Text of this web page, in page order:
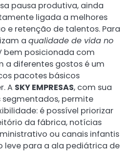
pausa produtiva, ainda
ligada a melhores
e retenção de talentos. Para
a qualidade de vida no
bem posicionada com
a diferentes gostos é um
pacotes básicos
A SKY EMPRESAS, com sua
permite
é possível priorizar
da fábrica, notícias
ou canais infantis
leve para a ala pediátrica de